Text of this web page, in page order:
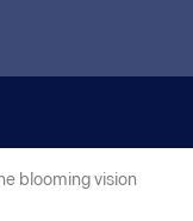
blooming vision